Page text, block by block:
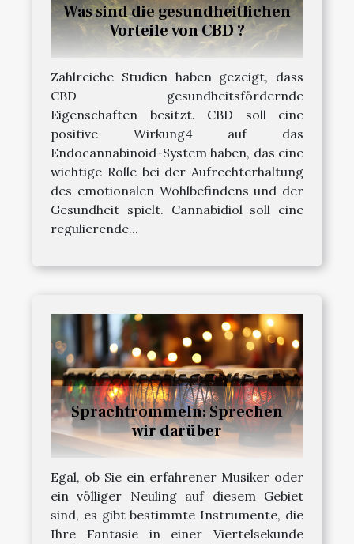
Was sind die gesundheitlichen
Vorteile von CBD ?
Zahlreiche Studien haben gezeigt, dass
CBD gesundheitsfördernde
Eigenschaften besitzt. CBD soll eine
positive Wirkung4 auf das
Endocannabinoid-System haben, das eine
wichtige Rolle bei der Aufrechterhaltung
des emotionalen Wohlbefindens und der
Gesundheit spielt. Cannabidiol soll eine
regulierende...
Sprachtrommeln: Sprechen
wir darüber
Egal, ob Sie ein erfahrener Musiker oder
ein völliger Neuling auf diesem Gebiet
sind, es gibt bestimmte Instrumente, die
Ihre Fantasie in einer Viertelsekunde